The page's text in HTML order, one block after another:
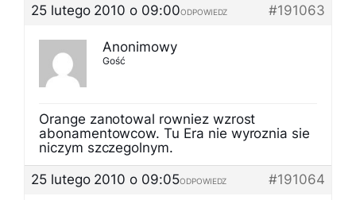
25 lutego 2010 o 09:00
#191063
ODPOWIEDZ
Anonimowy
Gość
Orange zanotowal rowniez wzrost
abonamentowcow. Tu Era nie wyroznia sie
niczym szczegolnym.
25 lutego 2010 o 09:05
#191064
ODPOWIEDZ